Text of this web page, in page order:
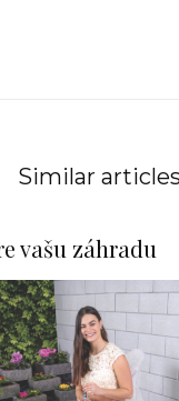
Similar articles
vašu záhradu